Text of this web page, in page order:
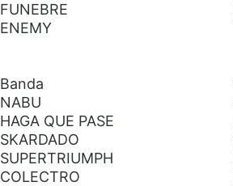
FUNEBRE
ENEMY
Banda
NABU
HAGA QUE PASE
SKARDADO
SUPERTRIUMPH
COLECTRO